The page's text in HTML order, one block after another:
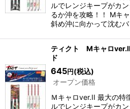
ルでレンジキープがカ
るか沖を攻略！！ Mキ
斜め沖に向かって沈む
ティクト Mキャロ
ド
645円(税込)
オープン価格
Ｍキャロver.II 最大の特
ルでレンジキープがカ